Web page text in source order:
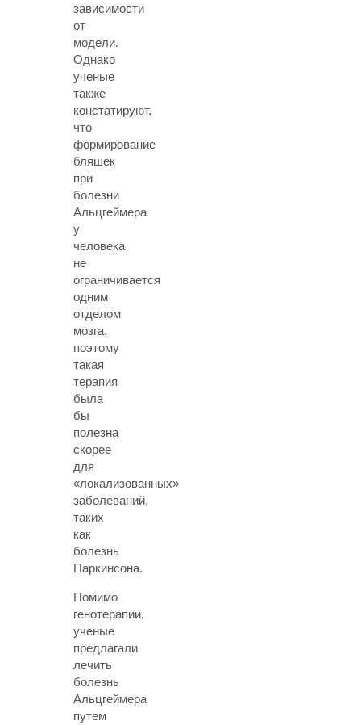
зависимости
от
модели.
Однако
ученые
также
констатируют,
что
формирование
бляшек
при
болезни
Альцгеймера
у
человека
не
ограничивается
одним
отделом
мозга,
поэтому
такая
терапия
была
бы
полезна
скорее
для
«локализованных»
заболеваний,
таких
как
болезнь
Паркинсона.
Помимо
генотерапии,
ученые
предлагали
лечить
болезнь
Альцгеймера
путем